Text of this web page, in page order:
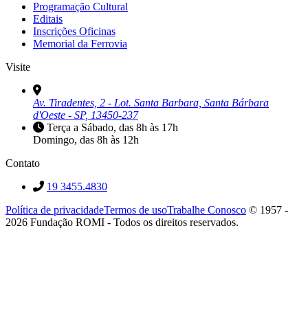
Programação Cultural
Editais
Inscrições Oficinas
Memorial da Ferrovia
Visite
Av. Tiradentes, 2 - Lot. Santa Barbara, Santa Bárbara
d'Oeste - SP, 13450-237
Terça a Sábado, das 8h às 17h
Domingo, das 8h às 12h
Contato
19 3455.4830
Política de privacidadeTermos de usoTrabalhe Conosco © 1957 -
2026 Fundação ROMI - Todos os direitos reservados.